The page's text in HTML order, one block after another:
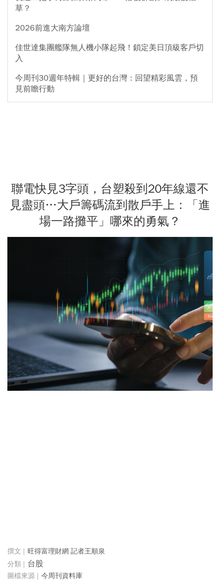
草？
2026前進大南方論壇
佳世達集團艦隊無人機小隊起飛！鎖定美日頂級客戶切
入
今周刊30週年特輯｜更好的台灣：回望精彩風雲，預
見前瞻行動
聯電快見3字頭，台塑殺到20年線還不
見盡頭…大戶籌碼流到散戶手上：「進
場一路攤平」哪來的勇氣？
旺得富理財網 記者王順泉
台股
今周刊資料庫